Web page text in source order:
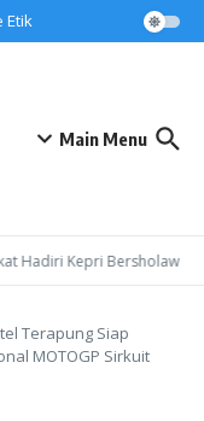
Etik
Main Menu
Hadiri Kepri Bersholawat 3
Terapung Siap
MOTOGP Sirkuit